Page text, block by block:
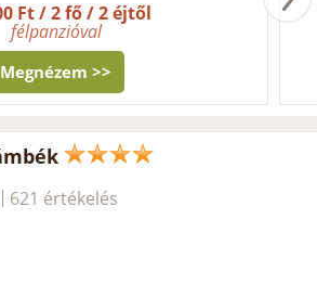
Ft / 2 fő / 2 éjtől
félpanzióval
Megnézem >>
621 értékelés